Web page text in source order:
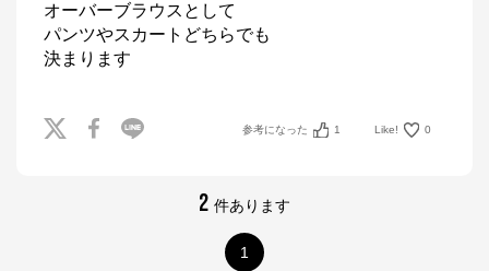
オーバーブラウスとして
パンツやスカートどちらでも
決まります
参考になった 1 Like! 0
2 件あります
1